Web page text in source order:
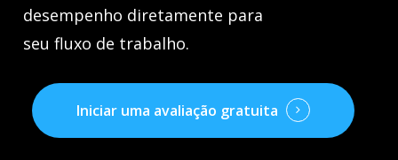
desempenho diretamente para
seu fluxo de trabalho.
Iniciar uma avaliação gratuita